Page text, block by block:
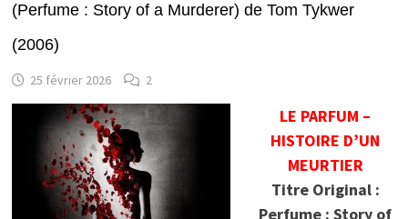
(Perfume : Story of a Murderer) de Tom Tykwer
(2006)
25 février 2026 2
LE PARFUM –
HISTOIRE D’UN
MEURTIER
Titre Original :
Perfume : Story of